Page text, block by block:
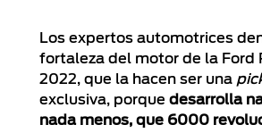
Los expertos automotrices
fortaleza del motor de la Ford
2022, que la hacen ser una
exclusiva, porque desarrolla
nada menos, que 6000